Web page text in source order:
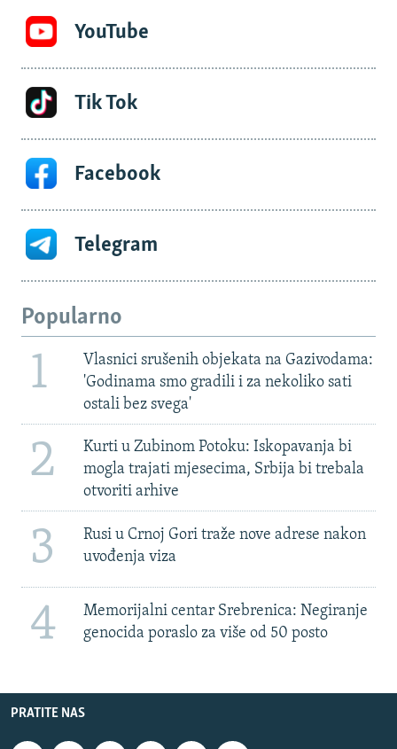
YouTube
Tik Tok
Facebook
Telegram
Popularno
1
Vlasnici srušenih objekata na Gazivodama:
'Godinama smo gradili i za nekoliko sati
ostali bez svega'
2
Kurti u Zubinom Potoku: Iskopavanja bi
mogla trajati mjesecima, Srbija bi trebala
otvoriti arhive
3
Rusi u Crnoj Gori traže nove adrese nakon
uvođenja viza
4
Memorijalni centar Srebrenica: Negiranje
genocida poraslo za više od 50 posto
PRATITE NAS